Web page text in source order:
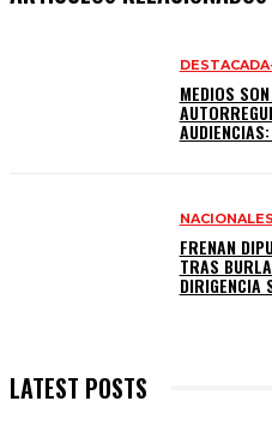
MEDIOS
NACIONALES
FRENAN
TRAS
DIRIGENCIA
LATEST POSTS